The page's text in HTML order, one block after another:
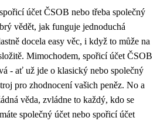
účet ČSOB nebo třeba společný
vědět, jak funguje jednoduchá
docela easy věc, i když to může na
Mimochodem, spořicí účet ČSOB
- ať už jde o klasický nebo společný
pro zhodnocení vašich peněz. No a
věda, zvládne to každý, kdo se
společný účet nebo spořicí účet